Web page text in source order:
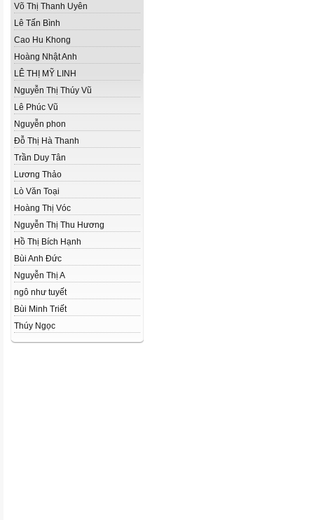
Võ Thị Thanh Uyên
Lê Tấn Bình
Cao Hu Khong
Hoàng Nhật Anh
LÊ THỊ MỸ LINH
Nguyễn Thị Thúy Vũ
Lê Phúc Vũ
Nguyễn phon
Đỗ Thị Hà Thanh
Trần Duy Tân
Lương Thảo
Lò Văn Toại
Hoàng Thị Vóc
Nguyễn Thị Thu Hương
Hồ Thị Bích Hạnh
Bùi Anh Đức
Nguyễn Thị A
ngô như tuyết
Bùi Minh Triết
Thúy Ngọc